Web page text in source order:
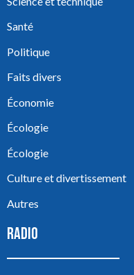
Santé
Politique
Faits divers
Économie
Écologie
Écologie
Culture et divertissement
Autres
RADIO